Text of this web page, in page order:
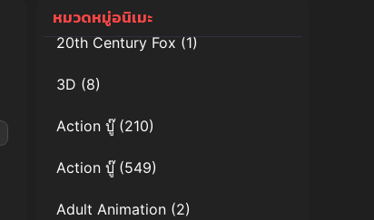
หมวดหมู่อนิเมะ
20th Century Fox(1)
3D (8)
Action บู๊(210)
Action บู๊(549)
Adult Animation (2)